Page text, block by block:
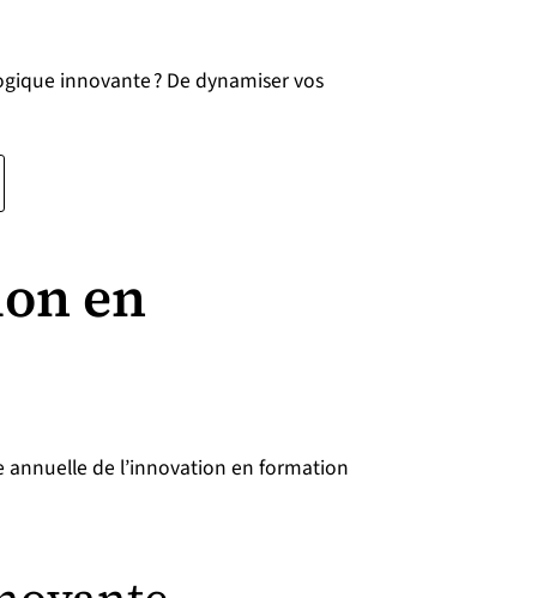
innovante ? De dynamiser vos
en
annuelle de l’innovation en formation